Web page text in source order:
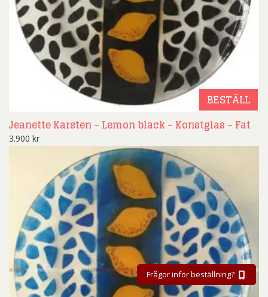
BESTÄLL
Jeanette Karsten – Lemon black – Konstglas – Fat
3.900 kr
Frågor inför beställning?